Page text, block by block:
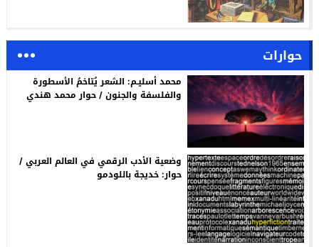
حوارات
محمد أسليـم: الشعر يُتاخمُ الأسطورة
والفلسفة والجنون / حوار محمد هندي
وضعية الأدب الرقمي في العالم العربي /
حوار: خديجة باللودمو